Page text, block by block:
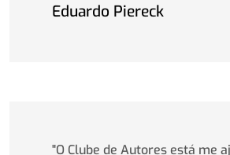
Eduardo Piereck
"O Clube de Autores está me